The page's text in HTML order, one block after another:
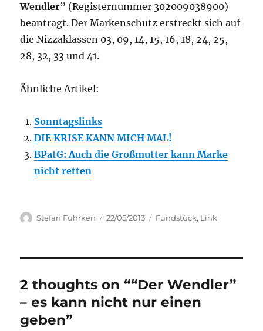
Wendler” (Registernummer 302009038900)
beantragt. Der Markenschutz erstreckt sich auf
die Nizzaklassen 03, 09, 14, 15, 16, 18, 24, 25,
28, 32, 33 und 41.
Ähnliche Artikel:
Sonntagslinks
DIE KRISE KANN MICH MAL!
BPatG: Auch die Großmutter kann Marke
nicht retten
Author
Stefan Fuhrken
Posted
22/05/2013 Categories
Fundstück, Link
2 thoughts on ““Der Wendler”
– es kann nicht nur einen
geben”